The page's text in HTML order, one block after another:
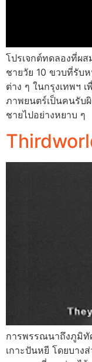
โปรเจกต์ทดลองที่ผส
ชายวัย 10 ขวบที่รับ
ต่าง ๆ ในกรุงเทพฯ
ภาพยนตร์เป็นคนรับ
ชายไปอย่างหยาบ ๆ
การพรรณนาถึงภูมิทั
เกาะปันหยี โดยบาง